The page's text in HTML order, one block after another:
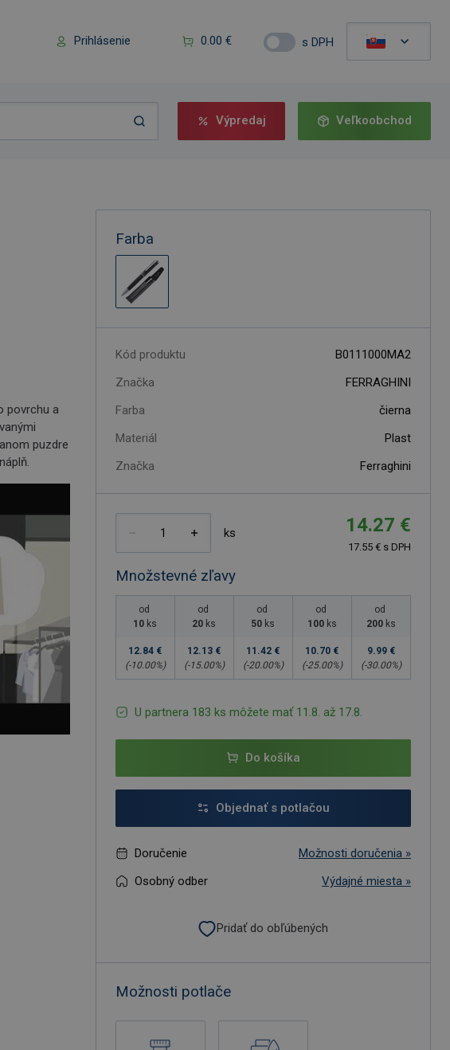
Prihlásenie 0.00 € s DPH
Výpredaj Veľkoobchod
povrchu a
puzdre
Farba
Kód produktu
B0111000MA2
Značka
FERRAGHINI
Farba
čierna
Materiál
Plast
Značka
Ferraghini
ks 14.27 €
17.55 € s DPH
Množstevné zľavy
od
10 ks
12.84 €
(-10.00%)
od
20 ks
12.13 €
(-15.00%)
od
50 ks
11.42 €
(-20.00%)
od
100 ks
10.70 €
(-25.00%)
od
200 ks
9.99 €
(-30.00%)
U partnera 183 ks môžete mať 11.8. až 17.8.
Do košíka
Objednať s potlačou
Doručenie
Možnosti doručenia »
Osobný odber
Výdajné miesta »
Pridať do obľúbených
Možnosti potlače